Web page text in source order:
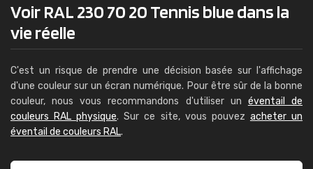
Voir RAL 230 70 20 Tennis blue dans la
vie réelle
C'est un risque de prendre une décision basée sur l'affichage
d'une couleur sur un écran numérique. Pour être sûr de la bonne
couleur, nous vous recommandons d'utiliser un éventail de
couleurs RAL physique. Sur ce site, vous pouvez acheter un
éventail de couleurs RAL.